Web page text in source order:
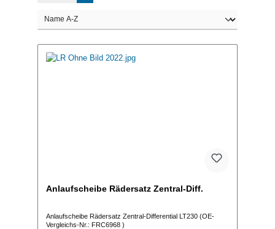
Anlaufscheibe Rädersatz Zentral-Diff.
Anlaufscheibe Rädersatz Zentral-Differential LT230 (OE-
Vergleichs-Nr.: FRC6968 )